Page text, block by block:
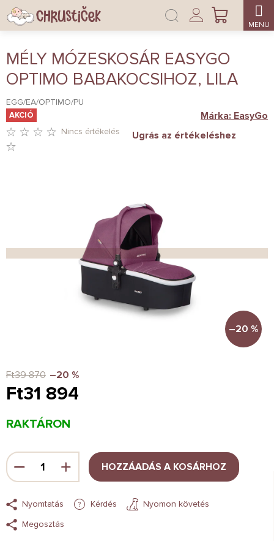
Ugrás
fő
KOSÁR
Bejelentkezés
MÉLY MÓZESKOSÁR EASYGO
OPTIMO BABAKOCSIHOZ, LILA
EGG/EA/OPTIMO/PU
AKCIÓ
CSILLAG.
Nincs értékelés Ugrás az értékeléshez
Márka: EasyGo
–20 %
Ft39 870 –20 %
Ft31 894
Egységár:
RAKTÁRON
HOZZÁADÁS A KOSÁRHOZ
Nyomtatás Kérdés
Nyomon követés
Megosztás